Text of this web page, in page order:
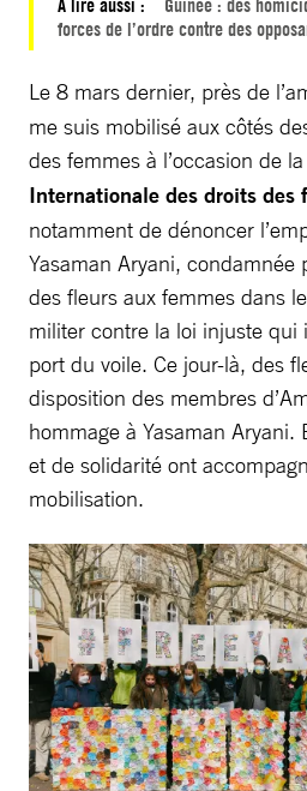
forces de l’ordre contre des
Le 8 mars dernier, près de
me suis mobilisé aux côtés
des femmes à l’occasion de la
Internationale des droits des
notamment de dénoncer
Yasaman Aryani, condamnée
des fleurs aux femmes dans
militer contre la loi injuste qui
port du voile. Ce jour-là, des
disposition des membres
hommage à Yasaman Aryani.
et de solidarité ont
mobilisation.